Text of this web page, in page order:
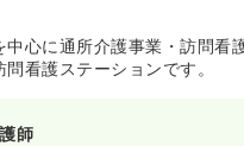
中心に通所介護事業・訪問看
看護ステーションです。
師